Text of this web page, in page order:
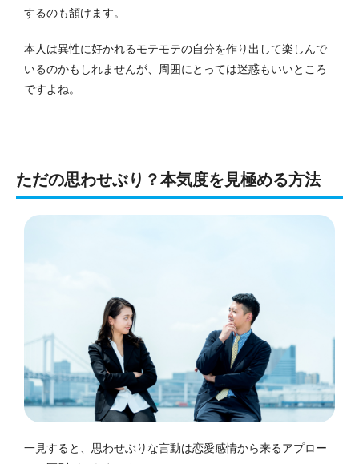
するのも頷けます。
本人は異性に好かれるモテモテの自分を作り出して楽しんで
いるのかもしれませんが、周囲にとっては迷惑もいいところ
ですよね。
ただの思わせぶり？本気度を見極める方法
一見すると、思わせぶりな言動は恋愛感情から来るアプロー